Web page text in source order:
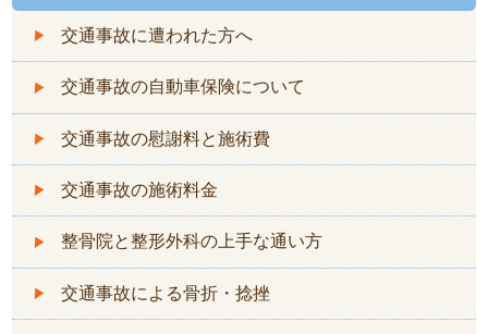
交通事故に遭われた方へ
交通事故の自動車保険について
交通事故の慰謝料と施術費
交通事故の施術料金
整骨院と整形外科の上手な通い方
交通事故による骨折・捻挫